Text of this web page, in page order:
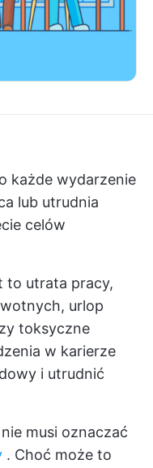
każde wydarzenie
lub utrudnia
celów
to utrata pracy,
urlop
toksyczne
w karierze
i utrudnić
musi oznaczać
. Choć może to